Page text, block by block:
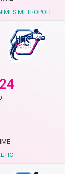
METROPOLE